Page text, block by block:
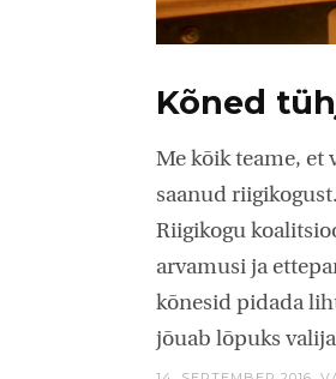
Kõned
Me kõik teame, et
saanud
Riigikogu
arvamusi ja
kõnesid pidada
jõuab lõpuks